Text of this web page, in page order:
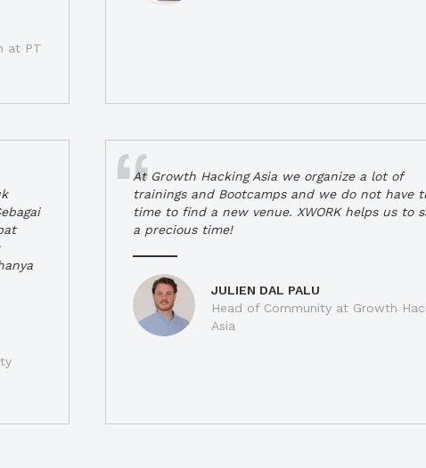
at PT
At Growth Hacking Asia we organize a lot of
trainings and Bootcamps and we do not have
time to find a new venue. XWORK helps us to
a precious time!
JULIEN DAL PALU
Head of Community at Growth
Asia